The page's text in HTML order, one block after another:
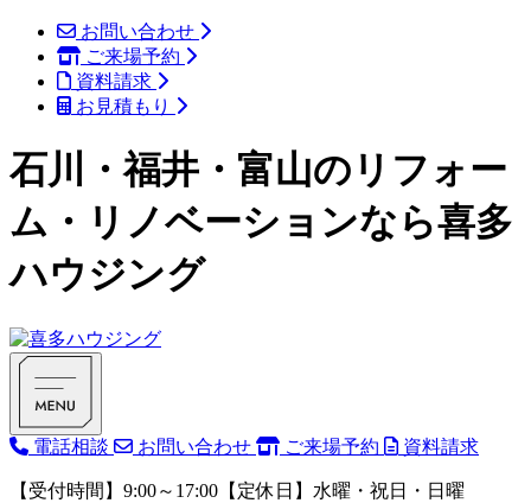
お問い合わせ
ご来場予約
資料請求
お見積もり
石川・福井・富山のリフォー
ム・リノベーションなら喜多
ハウジング
電話相談 お問い合わせ ご来場予約 資料請求
【受付時間】9:00～17:00【定休日】水曜・祝日・日曜